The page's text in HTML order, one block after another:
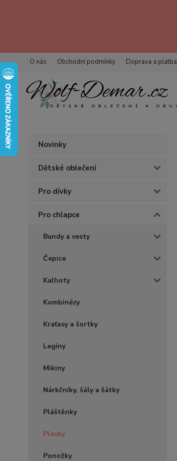
O nás Obchodní podmínky Doprava a platba
Novinky
Dětské oblečení
Pro dívky
Pro chlapce
Bundy a vesty
Čepice
Kalhoty
Kombinézy
Kraťasy a šortky
Legíny
Mikiny
Nárkčníky, šály a šátky
Pláštěnky
Plavky
Ponožky